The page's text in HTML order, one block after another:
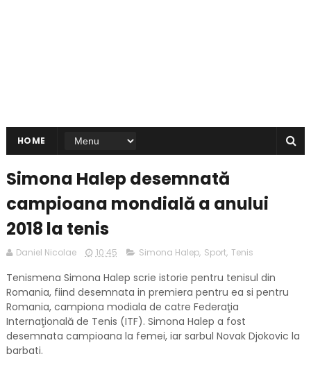
HOME
Simona Halep desemnată
campioana mondială a anului
2018 la tenis
Daniel Nicolae 10:45 Simona Halep, Sport, Tenis
Tenismena Simona Halep scrie istorie pentru tenisul din
Romania, fiind desemnata in premiera pentru ea si pentru
Romania, campiona modiala de catre Federaţia
Internaţională de Tenis (ITF). Simona Halep a fost
desemnata campioana la femei, iar sarbul Novak Djokovic la
barbati.